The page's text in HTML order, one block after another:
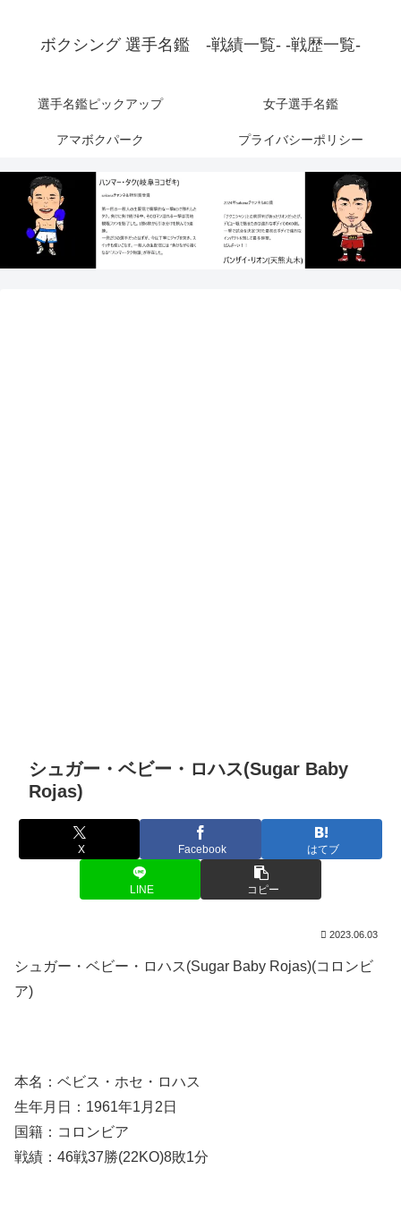
ボクシング 選手名鑑 -戦績一覧- -戦歴一覧-
選手名鑑ピックアップ 女子選手名鑑
アマボクパーク プライバシーポリシー
シュガー・ベビー・ロハス(Sugar Baby
Rojas)
X Facebook はてブ
LINE コピー
2023.06.03
シュガー・ベビー・ロハス(Sugar Baby Rojas)(コロンビ
ア)
本名：ベビス・ホセ・ロハス
生年月日：1961年1月2日
国籍：コロンビア
戦績：46戦37勝(22KO)8敗1分